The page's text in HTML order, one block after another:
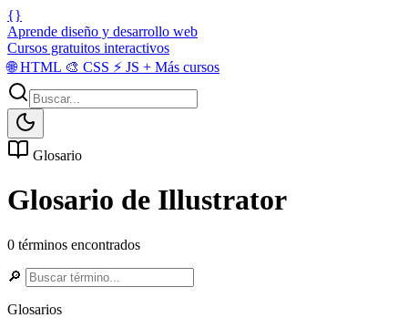
{}
Aprende diseño y desarrollo web
Cursos gratuitos interactivos
🌐HTML 🎨 CSS ⚡ JS + Más cursos
Glosario
Glosario de Illustrator
0 términos encontrados
🔎
Glosarios